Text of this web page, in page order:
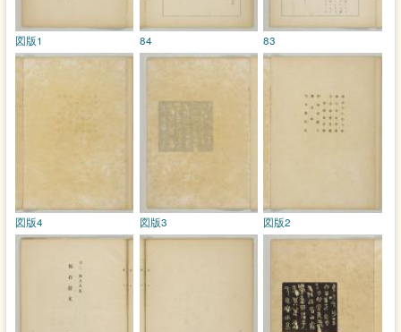
83
84
図版1
図版2
図版3
図版4